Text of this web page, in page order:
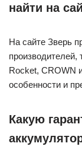
найти на
На сайте Зверь
производителей,
Rocket, CROWN
особенности и
Какую